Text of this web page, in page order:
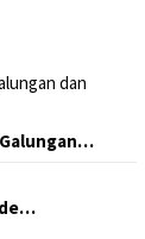
Galungan…